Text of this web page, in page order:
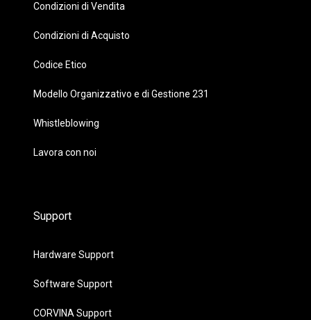
Condizioni di Vendita
Condizioni di Acquisto
Codice Etico
Modello Organizzativo e di Gestione 231
Whistleblowing
Lavora con noi
Support
Hardware Support
Software Support
CORVINA Support